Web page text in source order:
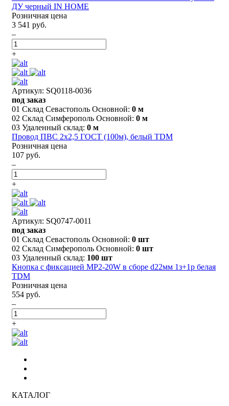
ДУ черный IN HOME
Розничная цена
3 541 руб.
–
+
Артикул: SQ0118-0036
под заказ
01 Склад Севастополь Основной: 0 м
02 Склад Симферополь Основной: 0 м
03 Удаленный склад: 0 м
Провод ПВС 2х2,5 ГОСТ (100м), белый TDM
Розничная цена
107 руб.
–
+
Артикул: SQ0747-0011
под заказ
01 Склад Севастополь Основной: 0 шт
02 Склад Симферополь Основной: 0 шт
03 Удаленный склад: 100 шт
Кнопка с фиксацией MP2-20W в сборе d22мм 1з+1р белая
TDM
Розничная цена
554 руб.
–
+
КАТАЛОГ